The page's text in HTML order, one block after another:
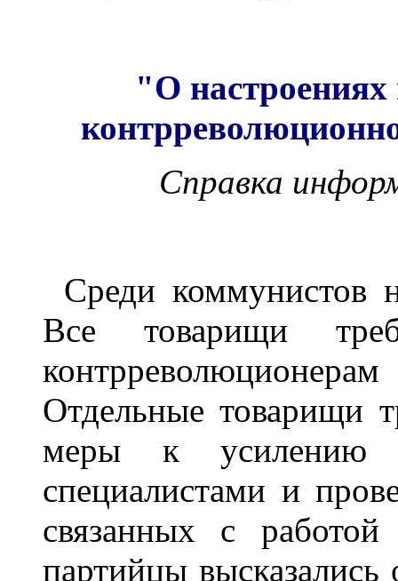
"О настроениях
Справка
Среди коммунистов
Все товарищи
Отдельные товарищи
меры к усилению
специалистами и
связанных с
партийцы